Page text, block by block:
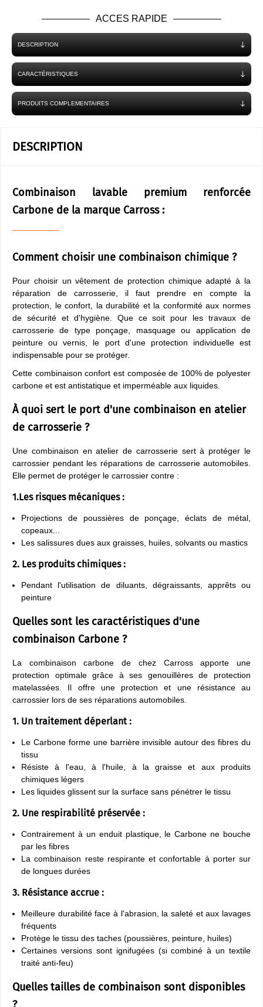
ACCES RAPIDE
DESCRIPTION
CARACTÉRISTIQUES
PRODUITS COMPLEMENTAIRES
DESCRIPTION
​Combinaison lavable premium renforcée
Carbone de la marque Carross :
Comment choisir une combinaison chimique ?
Pour choisir un vêtement de protection chimique adapté à la
réparation de carrosserie, il faut prendre en compte la
protection, le confort, la durabilité et la conformité aux normes
de sécurité et d'hygiène. Que ce soit pour les travaux de
carrosserie de type ponçage, masquage ou application de
peinture ou vernis, le port d'une protection individuelle est
indispensable pour se protéger.
Cette combinaison confort est composée de 100% de polyester
carbone et est antistatique et imperméable aux liquides.
À quoi sert le port d'une combinaison en atelier
de carrosserie ?
Une combinaison en atelier de carrosserie sert à protéger le
carrossier pendant les réparations de carrosserie automobiles.
Elle permet de protéger le carrossier contre :
1.Les risques mécaniques :
Projections de poussières de ponçage, éclats de métal,
copeaux...
Les salissures dues aux graisses, huiles, solvants ou mastics
2. Les produits chimiques :
Pendant l'utilisation de diluants, dégraissants, apprêts ou
peinture
Quelles sont les caractéristiques d'une
combinaison Carbone ?
La combinaison carbone de chez Carross apporte une
protection optimale grâce à ses genouillères de protection
matelassées. Il offre une protection et une résistance au
carrossier lors de ses réparations automobiles.
1. Un traitement déperlant :
Le Carbone forme une barrière invisible autour des fibres du
tissu
Résiste à l'eau, à l'huile, à la graisse et aux produits
chimiques légers
Les liquides glissent sur la surface sans pénétrer le tissu
2. Une respirabilité préservée :
Contrairement à un enduit plastique, le Carbone ne bouche
par les fibres
La combinaison reste respirante et confortable à porter sur
de longues durées
3. Résistance accrue :
Meilleure durabilité face à l'abrasion, la saleté et aux lavages
fréquents
Protège le tissu des taches (poussières, peinture, huiles)
Certaines versions sont ignifugées (si combiné à un textile
traité anti-feu)
Quelles tailles de combinaison sont disponibles